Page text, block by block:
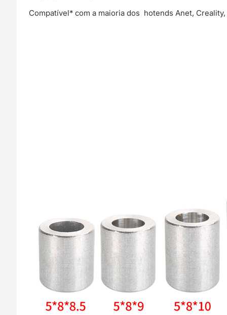
Compatível* com a maioria dos hotends Anet,